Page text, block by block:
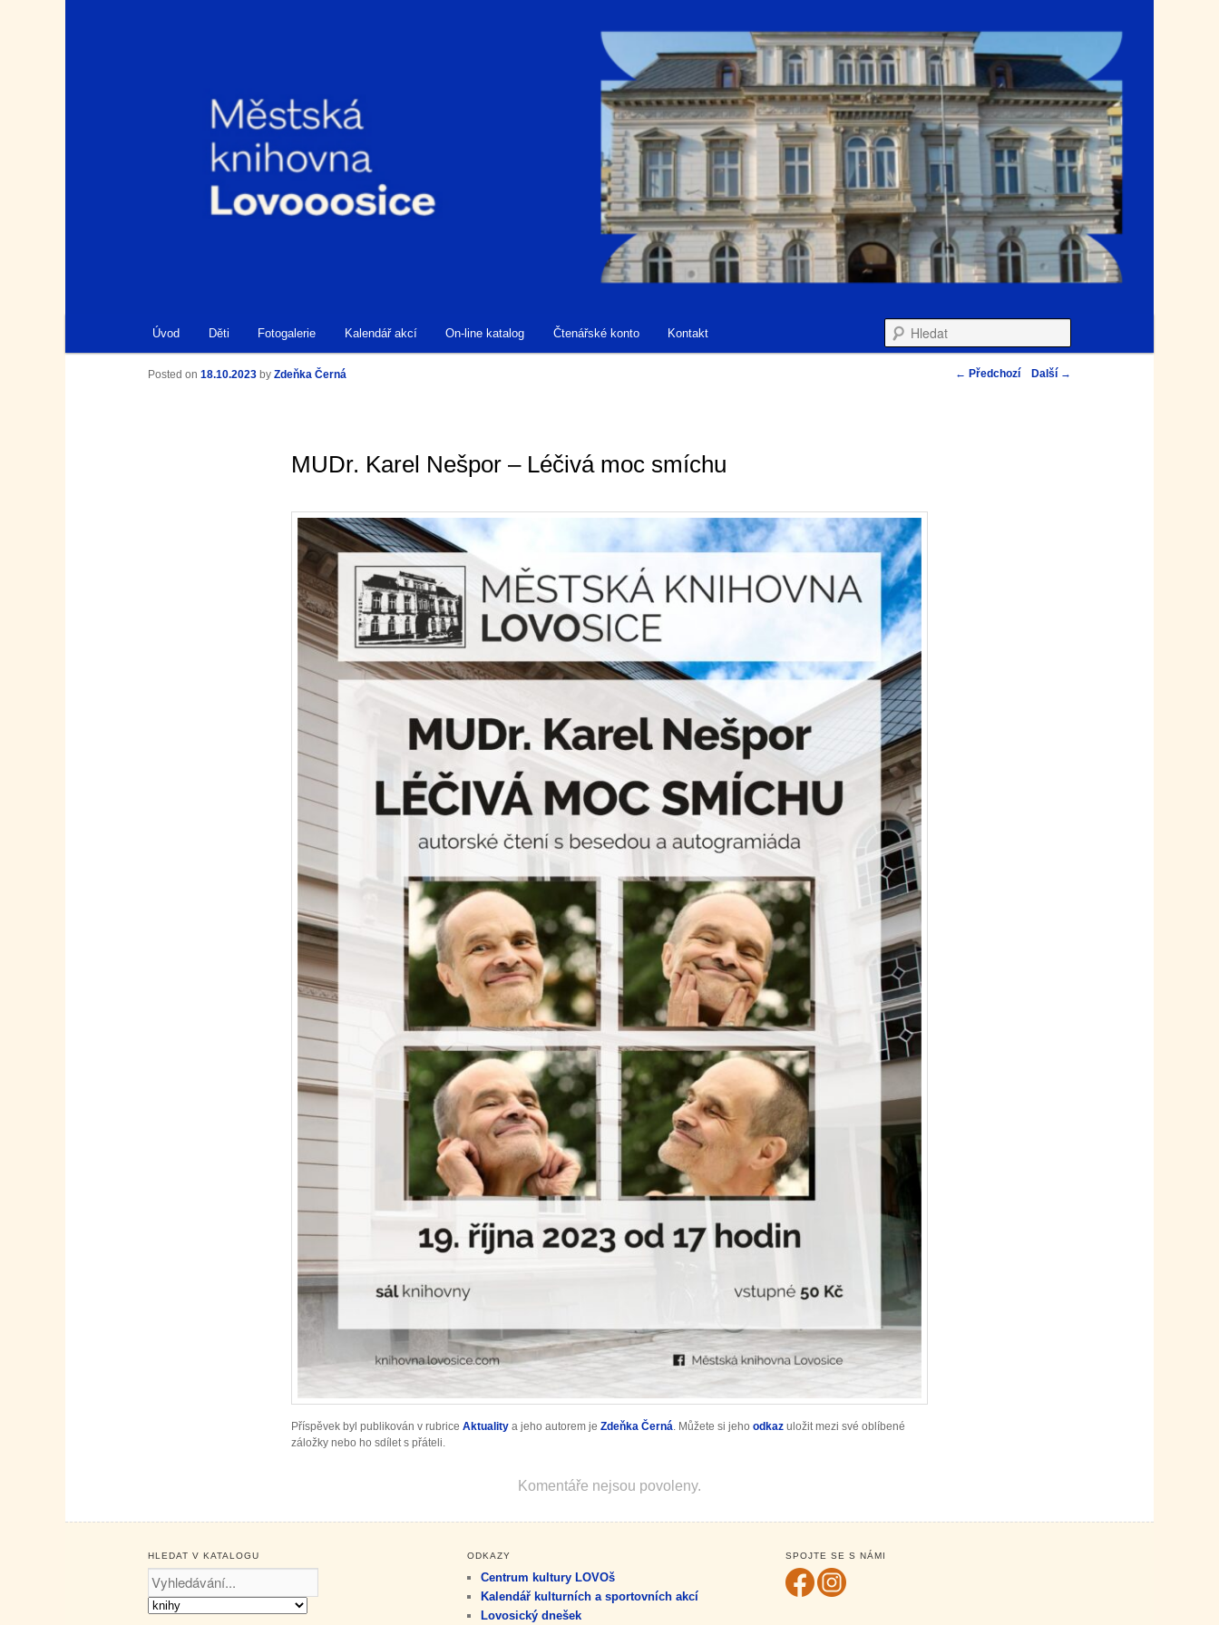
Knihovna Lovosice
Hlavní navigační menu
Přejít k hlavnímu obsahu webu
Přejít k obsahu postranního panelu
Úvod Děti Fotogalerie Kalendář akcí On-line katalog Čtenářské konto Kontakt
Navigace pro příspěvky ← Předchozí Další →
MUDr. Karel Nešpor – Léčivá moc smíchu
Posted on18.10.2023 byZdeňka Černá
Příspěvek byl publikován v rubriceAktuality a jeho autorem jeZdeňka Černá . Můžete si jehoodkaz uložit mezi své oblíbené
záložky nebo ho sdílet s přáteli.
Komentáře nejsou povoleny.
HLEDAT V KATALOGU ODKAZY
Centrum kultury LOVOš
Kalendář kulturních a sportovních akcí
Lovosický dnešek
SPOJTE SE S NÁMI